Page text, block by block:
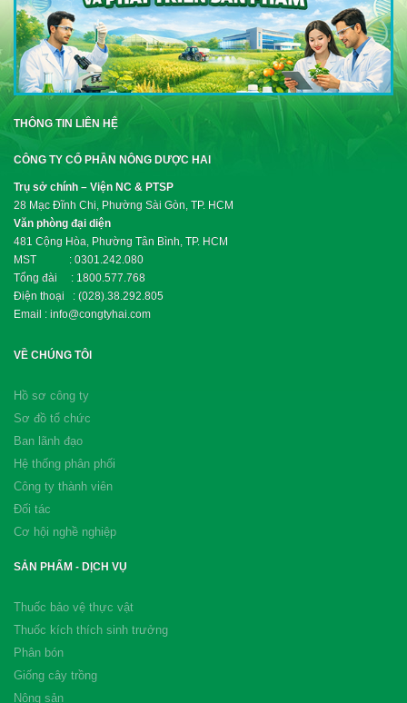
THÔNG TIN LIÊN HỆ
CÔNG TY CỔ PHẦN NÔNG DƯỢC HAI
Trụ sở chính – Viện NC & PTSP
28 Mạc Đĩnh Chi, Phường Sài Gòn, TP. HCM
Văn phòng đại diện
481 Cộng Hòa, Phường Tân Bình, TP. HCM
MST : 0301.242.080
Tổng đài : 1800.577.768
Điện thoại : (028).38.292.805
Email : info@congtyhai.com
VỀ CHÚNG TÔI
Hồ sơ công ty
Sơ đồ tổ chức
Ban lãnh đạo
Hệ thống phân phối
Công ty thành viên
Đối tác
Cơ hội nghề nghiệp
SẢN PHẨM - DỊCH VỤ
Thuốc bảo vệ thực vật
Thuốc kích thích sinh trưởng
Phân bón
Giống cây trồng
Nông sản